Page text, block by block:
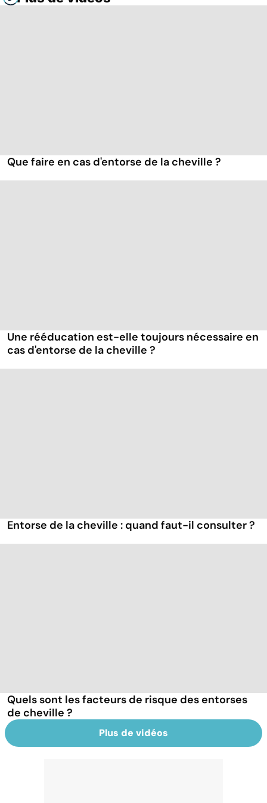
Que faire en cas d'entorse de la cheville ?
Une rééducation est-elle toujours nécessaire en
cas d'entorse de la cheville ?
Entorse de la cheville : quand faut-il consulter ?
Quels sont les facteurs de risque des entorses
de cheville ?
Plus de vidéos